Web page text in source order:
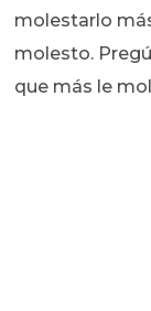
molestarlo
molesto.
que más le